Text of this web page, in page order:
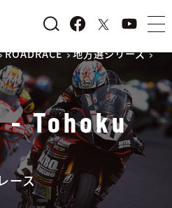
ROADRACE 地方選シリーズ
- Tohoku
ース